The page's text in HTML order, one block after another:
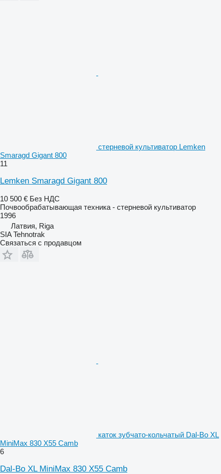
стерневой культиватор Lemken
Smaragd Gigant 800
11
Lemken Smaragd Gigant 800
10 500 € Без НДС
Почвообрабатывающая техника - стерневой культиватор
1996
Латвия, Riga
SIA Tehnotrak
Связаться с продавцом
каток зубчато-кольчатый Dal-Bo XL
MiniMax 830 X55 Camb
6
Dal-Bo XL MiniMax 830 X55 Camb